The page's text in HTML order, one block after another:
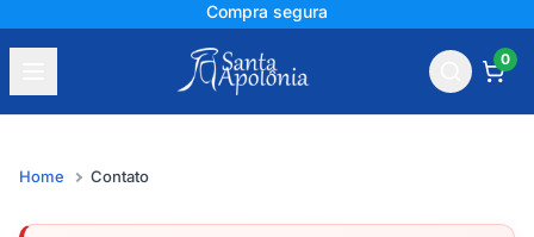
Compra segura
0
Home Contato